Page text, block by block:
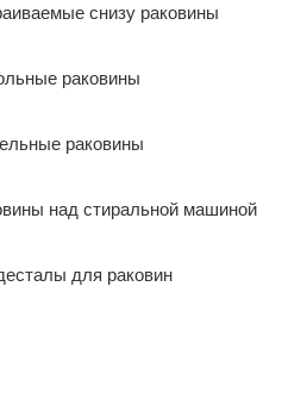
снизу раковины
раковины
раковины
над стиральной машиной
для раковин